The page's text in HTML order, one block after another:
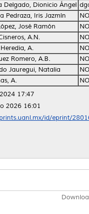
Delgado, Dionicio Ángel
Pedraza, Iris Jazmín
José Ramón
A.N.
A.
Romero, A.B.
Jauregui, Natalia
A.
17:47
2026 16:01
id/eprint/